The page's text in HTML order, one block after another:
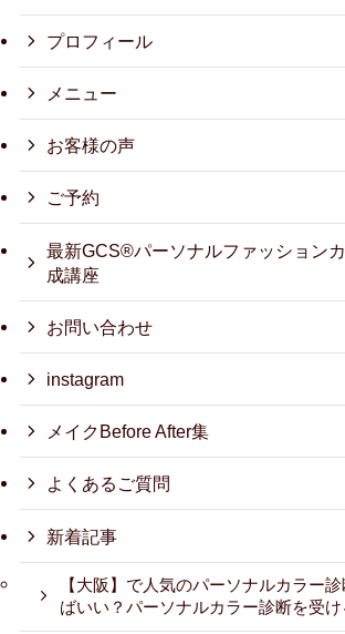
プロフィール
メニュー
お客様の声
ご予約
最新GCS®パーソナルファッション
成講座
お問い合わせ
instagram
メイクBefore After集
よくあるご質問
新着記事
【大阪】で人気のパーソナルカラー
ばいい？パーソナルカラー診断を受